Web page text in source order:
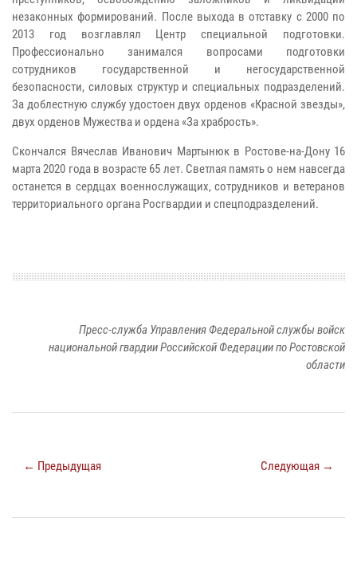
незаконных формирований. После выхода в отставку с 2000 по
2013 год возглавлял Центр специальной подготовки.
Профессионально занимался вопросами подготовки
сотрудников государственной и негосударственной
безопасности, силовых структур и специальных подразделений.
За доблестную службу удостоен двух орденов «Красной звезды»,
двух орденов Мужества и ордена «За храбрость».
Скончался Вячеслав Иванович Мартынюк в Ростове-на-Дону 16
марта 2020 года в возрасте 65 лет. Светлая память о нем навсегда
останется в сердцах военнослужащих, сотрудников и ветеранов
территориального органа Росгвардии и спецподразделений.
Пресс-служба Управления Федеральной службы войск
национальной гвардии Российской Федерации по Ростовской
области
← Предыдущая Следующая →